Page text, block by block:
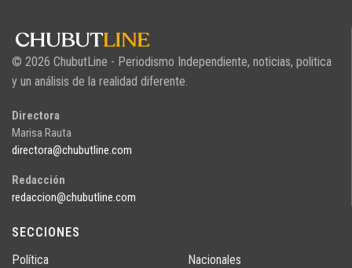
© 2026 ChubutLine - Periodismo Independiente, noticias, politica
y un análisis de la realidad diferente.
Directora
Marisa Rauta
directora@chubutline.com
Redacción
redaccion@chubutline.com
SECCIONES
Política
Nacionales